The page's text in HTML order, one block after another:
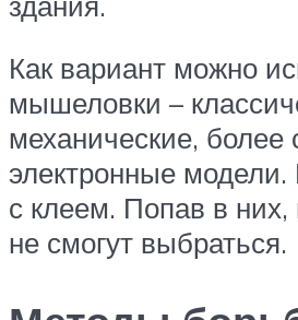
Как вариант можно
мышеловки –
механические,
электронные
с клеем. Попав в
не смогут выбраться.